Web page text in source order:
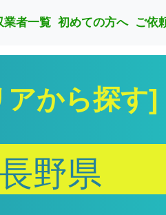
業者一覧 初めての方へ ご依
アから探す]
長野県